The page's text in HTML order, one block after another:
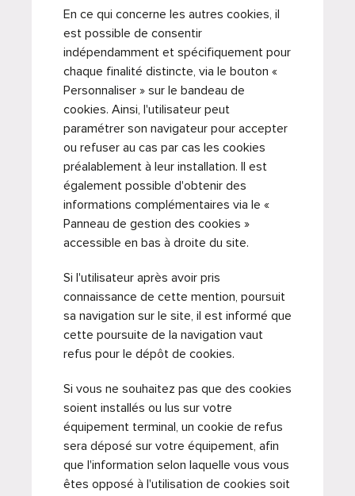
En ce qui concerne les autres cookies, il
est possible de consentir
indépendamment et spécifiquement pour
chaque finalité distincte, via le bouton «
Personnaliser » sur le bandeau de
cookies. Ainsi, l'utilisateur peut
paramétrer son navigateur pour accepter
ou refuser au cas par cas les cookies
préalablement à leur installation. Il est
également possible d'obtenir des
informations complémentaires via le «
Panneau de gestion des cookies »
accessible en bas à droite du site.
Si l'utilisateur après avoir pris
connaissance de cette mention, poursuit
sa navigation sur le site, il est informé que
cette poursuite de la navigation vaut
refus pour le dépôt de cookies.
Si vous ne souhaitez pas que des cookies
soient installés ou lus sur votre
équipement terminal, un cookie de refus
sera déposé sur votre équipement, afin
que l'information selon laquelle vous vous
êtes opposé à l'utilisation de cookies soit